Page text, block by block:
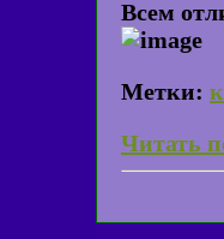
Всем
Метки:
Читать